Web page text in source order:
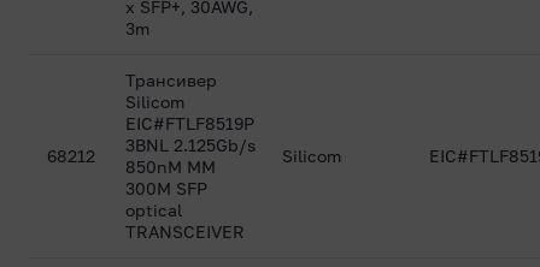
x SFP+, 30AWG,
3m
68212
Трансивер
Silicom
EIC#FTLF8519P
3BNL 2.125Gb/s
850nM MM
300M SFP
optical
TRANSCEIVER
Silicom